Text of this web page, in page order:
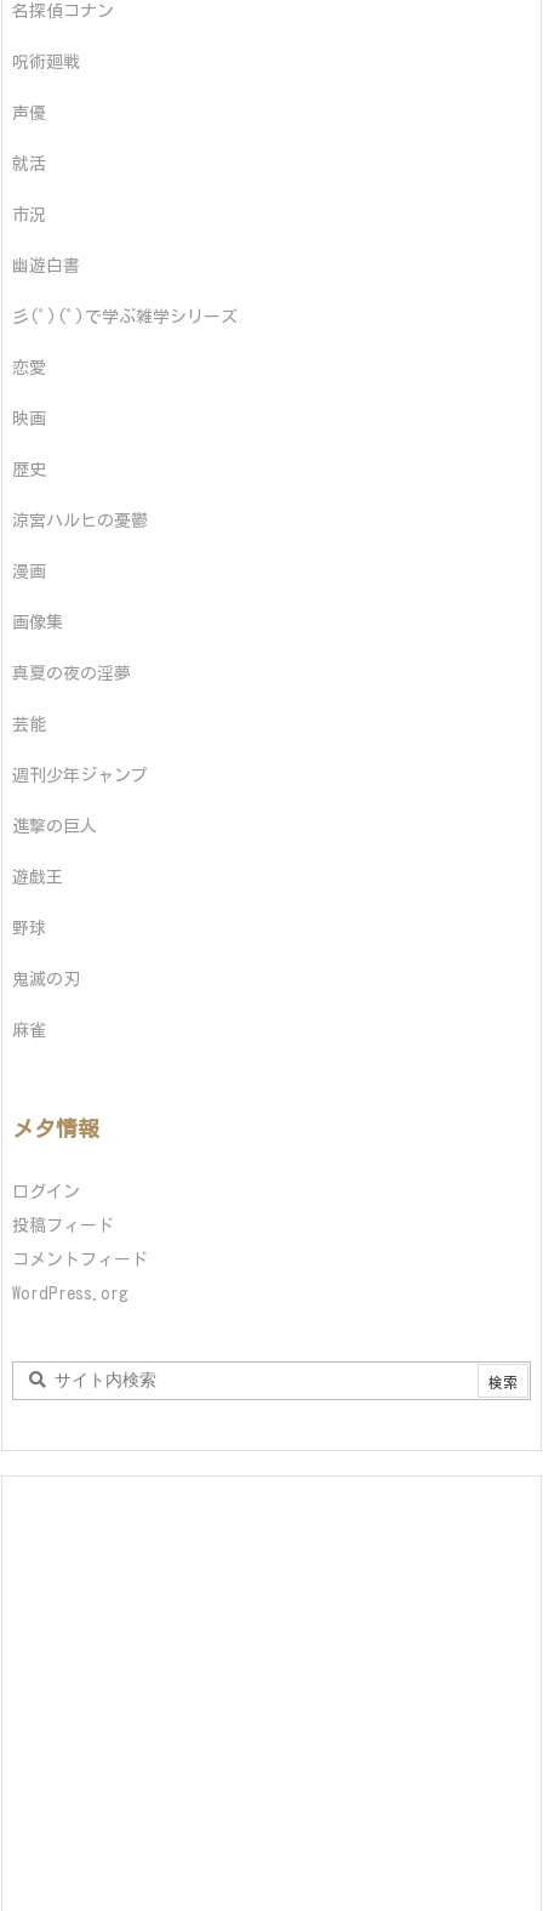
名探偵コナン
呪術廻戦
声優
就活
市況
幽遊白書
彡(ﾟ)(ﾟ)で学ぶ雑学シリーズ
恋愛
映画
歴史
涼宮ハルヒの憂鬱
漫画
画像集
真夏の夜の淫夢
芸能
週刊少年ジャンプ
進撃の巨人
遊戯王
野球
鬼滅の刃
麻雀
メタ情報
ログイン
投稿フィード
コメントフィード
WordPress.org